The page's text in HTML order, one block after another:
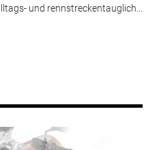
und rennstreckentauglich...